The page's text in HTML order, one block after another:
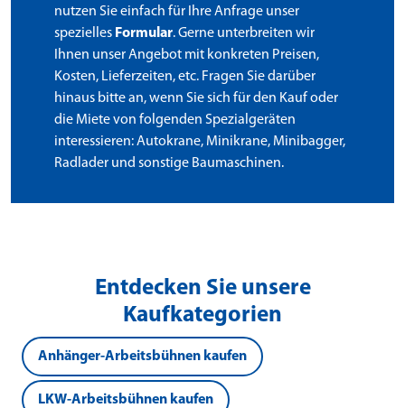
nutzen Sie einfach für Ihre Anfrage unser
spezielles Formular. Gerne unterbreiten wir
Ihnen unser Angebot mit konkreten Preisen,
Kosten, Lieferzeiten, etc. Fragen Sie darüber
hinaus bitte an, wenn Sie sich für den Kauf oder
die Miete von folgenden Spezialgeräten
interessieren: Autokrane, Minikrane, Minibagger,
Radlader und sonstige Baumaschinen.
Entdecken Sie unsere
Kaufkategorien
Anhänger-Arbeitsbühnen kaufen
LKW-Arbeitsbühnen kaufen